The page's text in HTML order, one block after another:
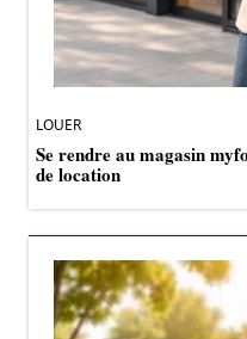
LOUER
Se rendre au magasin
de location